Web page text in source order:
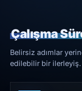
Çalışma
Belirsiz adımlar
edilebilir bir ilerleyiş.